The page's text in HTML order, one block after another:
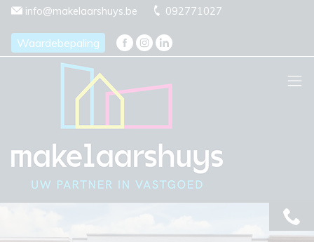
Menu overslaan en naar de inhoud gaan
info@makelaarshuys.be 092771027
Waardebepaling